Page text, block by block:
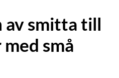
smitta till
små